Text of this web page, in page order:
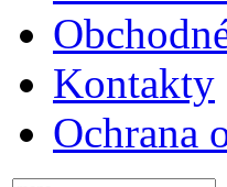
Kontakty
Ochrana